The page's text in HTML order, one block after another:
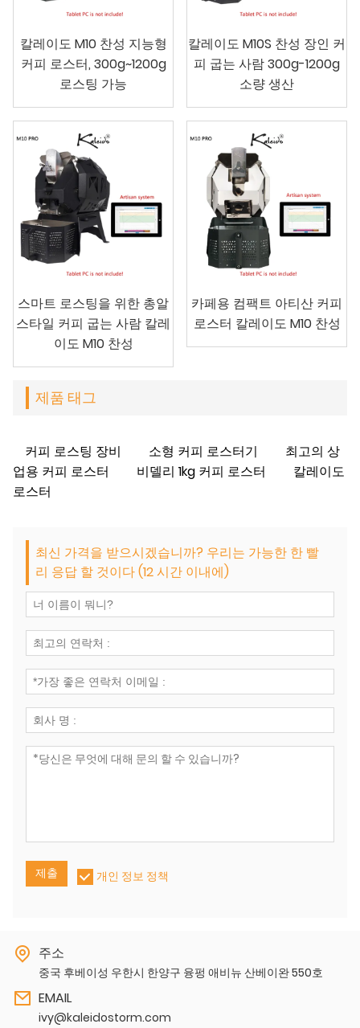
칼레이도 M10 찬성 지능형
커피 로스터, 300g~1200g
로스팅 가능
칼레이도 M10S 찬성 장인 커
피 굽는 사람 300g-1200g
소량 생산
스마트 로스팅을 위한 총알
스타일 커피 굽는 사람 칼레
이도 M10 찬성
카페용 컴팩트 아티산 커피
로스터 칼레이도 M10 찬성
제품 태그
커피 로스팅 장비 소형 커피 로스터기
최고의 상
업용 커피 로스터
비델리 1kg 커피 로스터
칼레이도
로스터
최신 가격을 받으시겠습니까? 우리는 가능한 한 빨
리 응답 할 것이다 (12 시간 이내에)
제출 개인 정보 정책
주소
중국 후베이성 ​​우한시 한양구 융펑 애비뉴 산베이완 550호
EMAIL
ivy@kaleidostorm.com